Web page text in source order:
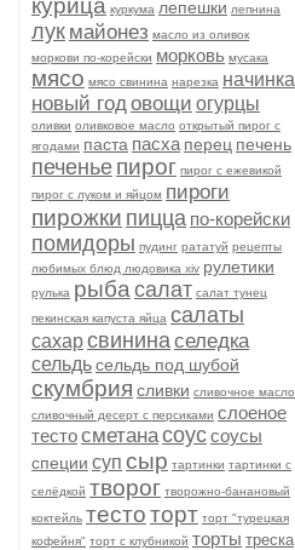
курица куркума лепешки лепнина
лук майонез масло из оливок
моркови по-корейски морковь мусака
мясо мясо свинина нарезка начинка
новый годовощи огурцы
оливки оливковое масло открытый пирог с
ягодами паста пасха перец печень
печенье пирог пирог с ежевикой
пирог с луком и яйцом пироги
пирожки пицца по-корейски
помидоры пудинг рататуй рецепты
любимых блюд людовика xiv рулетики
рулька рыба салат салат тунец
пекинская капуста яйца салаты
сахарсвининаселедка
сельдьсельдь под шубой
скумбрия сливки сливочное масло
сливочный десерт с персиками слоеное
тестосметанасоуссоусы
специи суп сыр тартинки тартинки с
селёдкой творог творожно-банановый
коктейль тестоторт торт "турецкая
кофейня" торт с клубникой торты треска